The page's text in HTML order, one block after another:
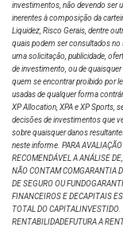
investimentos, não devendo ser
inerentes à composição da
Liquidez, Risco Gerais, dentre
quais podem ser consultados
uma solicitação, publicidade,
de investimento, ou de
quem se encontrar proibido por
usadas de qualquer forma
XP Allocation, XPA e XP Sports,
decisões de investimentos que
sobre quaisquer danos
neste informe. PARA
RECOMENDÁVEL A ANÁLISE
NÃO CONTAM COMGARANTIA
DE SEGURO OU
FINANCEIROS E DECAPITAIS
TOTAL DO
RENTABILIDADEFUTURA A